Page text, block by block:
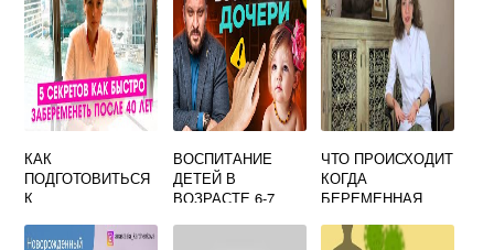
КАК
ПОДГОТОВИТЬСЯ
К
ПОСЛЕ 40
ВОСПИТАНИЕ
ДЕТЕЙ В
ВОЗРАСТЕ 6-7
ЧТО ПРОИСХОДИТ
КОГДА
БЕРЕМЕННАЯ
РЕБЕНКОМ